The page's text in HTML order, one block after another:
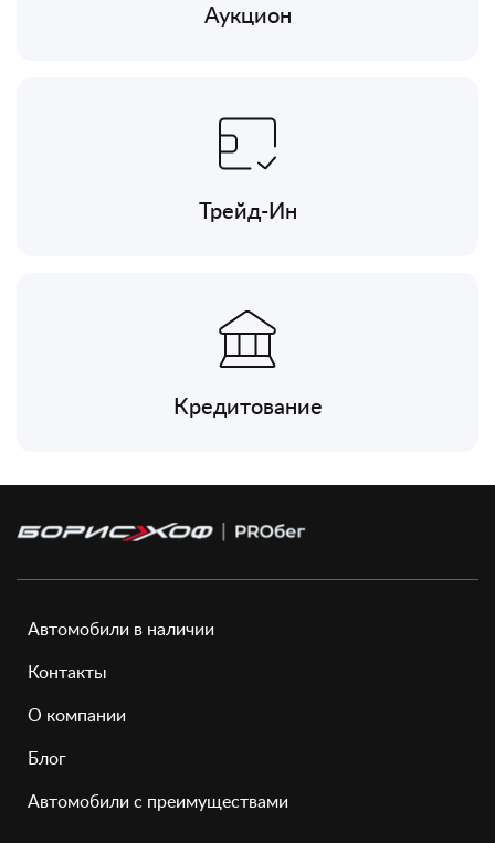
Аукцион
Трейд-Ин
Кредитование
Автомобили в наличии
Контакты
О компании
Блог
Автомобили с преимуществами